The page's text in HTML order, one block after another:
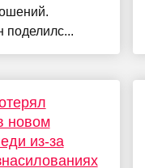
поделилс...
новом
из-за